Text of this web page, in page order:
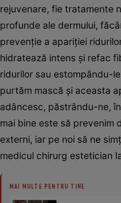
rejuvenare, fie tratamente
profunde ale dermului,
prevenţie a apariţiei
hidratează intens şi refac
ridurilor sau estompându-
purtăm mască şi aceasta
adâncesc, păstrându-ne,
mai bine este să prevenim
externi, iar pe noi să ne
medicul chirurg estetician
MAI MULTE PENTRU TINE